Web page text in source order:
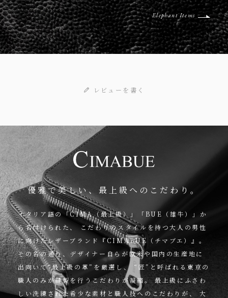
らの表情は、不規則なので同じように見えるものがなく、オンリーワ
ンの個性を創出。使い込むほどにツヤ・色味が増していく、魅力的な
エイジングも楽しめます。
Elephant Items
レビューを書く
優雅で美しい、最上級へのこだわり。
イタリア語の「CIMA（最上級）」「BUE（雄牛）」か
ら名付けられた、
こだわりのスタイルを持つ大人の男性
に向けたレザーブランド『CIMABUE（チマブエ）』。
その名の通り、デザイナー自らが欧米や国内の生産地に
出向いて“最上級の革”を厳選し、 “匠”と呼ばれる東京の
職人のみが縫製を行うこだわりが凝縮。
最上級にふさわ
しい洗練された希少な素材と職人技へのこだわりが、
大